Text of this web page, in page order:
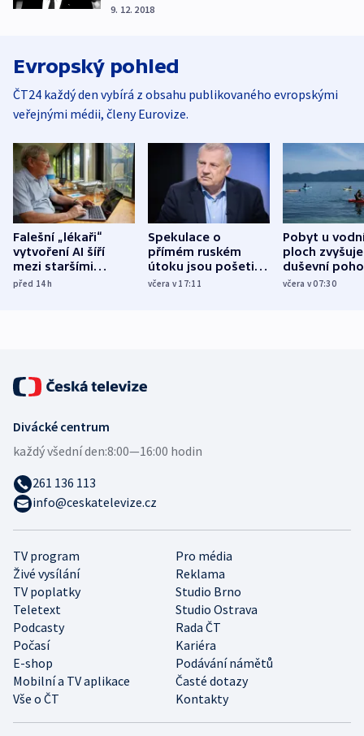
9. 12. 2018
Evropský pohled
ČT24 každý den vybírá z obsahu publikovaného evropskými
veřejnými médii, členy Eurovize.
Falešní „lékaři“
vytvoření AI šíří
mezi staršími
Poláky nebezpečné
před 14h
Spekulace o
přímém ruském
útoku jsou pošetilé,
míní estonský
včera v 17:11
Pobyt u
ploch zvyšuje
duševní
ukázala
včera v 07:30
TV program
Pro média
Živé vysílání
Reklama
TV poplatky
Studio Brno
Teletext
Studio Ostrava
Podcasty
Rada ČT
Počasí
Kariéra
E-shop
Podávání námětů
Mobilní a TV aplikace
Časté dotazy
Vše o ČT
Kontakty
Divácké centrum
každý všední den:8:00—16:00 hodin
261 136 113
info@ceskatelevize.cz